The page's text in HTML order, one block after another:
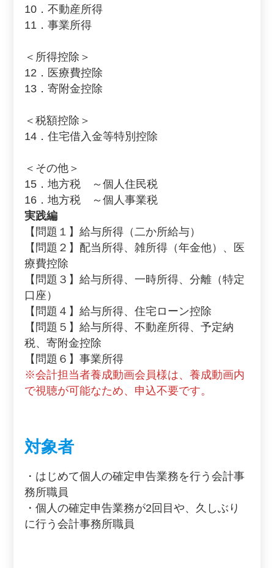
10．不動産所得
11．事業所得
＜所得控除＞
12．医療費控除
13．寄附金控除
＜税額控除＞
14．住宅借入金等特別控除
＜その他＞
15．地方税 ～個人住民税
16．地方税 ～個人事業税
実践編
【問題１】給与所得（二か所給与）
【問題２】配当所得、雑所得（年金他）、医
療費控除
【問題３】給与所得、一時所得、分離（特定
口座）
【問題４】給与所得、住宅ローン控除
【問題５】給与所得、不動産所得、予定納
税、寄附金控除
【問題６】事業所得
※会計担当者養成動画会員様は、養成動画内
で視聴が可能なため、申込不要です。
対象者
・はじめて個人の確定申告業務を行う会計事
務所職員
・個人の確定申告業務が2回目や、久しぶり
に行う会計事務所職員